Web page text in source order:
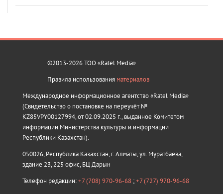
©2013-2026 ТОО «Ratel Media»
Правила использования материалов
Международное информационное агентство «Ratel Media»
(Свидетельство о постановке на переучёт №
KZ85VPY00127994, от 02.09.2025 г., выданное Комитетом
информации Министерства культуры и информации
Республики Казахстан).
050026, Республика Казахстан, г. Алматы, ул. Муратбаева,
здание 23, 225 офис, БЦ Дарын
Телефон редакции:+7 (708) 970-96-68 ;+7 (727) 970-96-68